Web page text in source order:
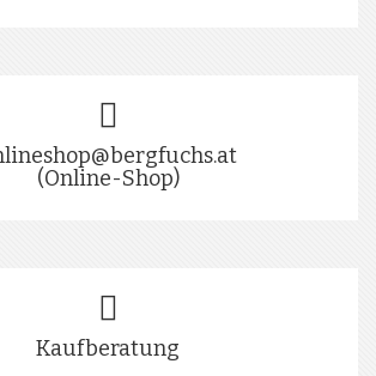
(Online-Shop)
Kaufberatung